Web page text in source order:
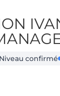
Niveau confirmé